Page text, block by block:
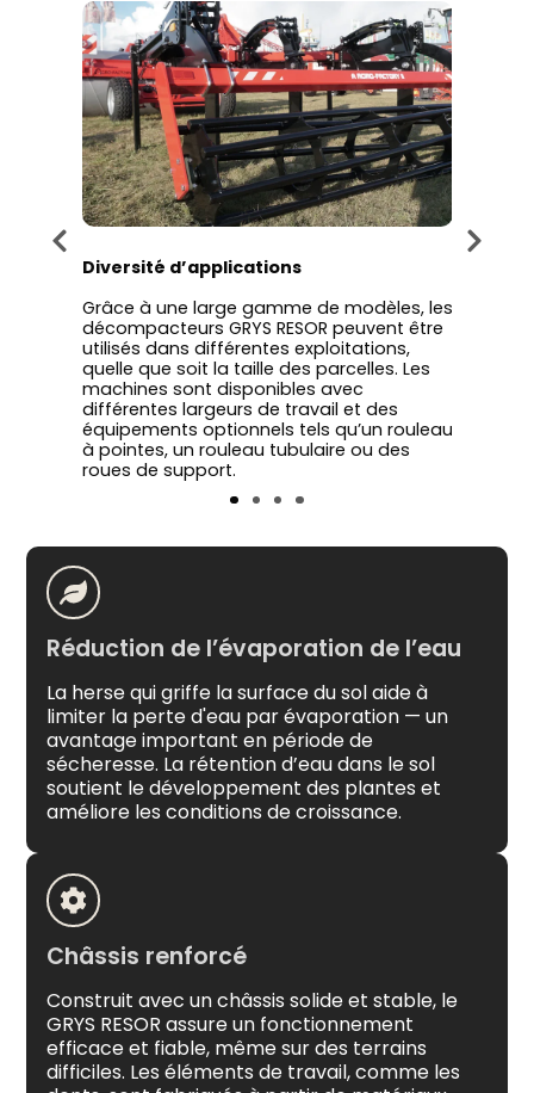
Diversité d’applications
Grâce à une large gamme de modèles, les
décompacteurs GRYS RESOR peuvent être
utilisés dans différentes exploitations,
quelle que soit la taille des parcelles. Les
machines sont disponibles avec
différentes largeurs de travail et des
équipements optionnels tels qu’un rouleau
à pointes, un rouleau tubulaire ou des
roues de support.
Réduction de l’évaporation de l’eau
La herse qui griffe la surface du sol aide à
limiter la perte d'eau par évaporation — un
avantage important en période de
sécheresse. La rétention d’eau dans le sol
soutient le développement des plantes et
améliore les conditions de croissance.
Châssis renforcé
Construit avec un châssis solide et stable, le
GRYS RESOR assure un fonctionnement
efficace et fiable, même sur des terrains
difficiles. Les éléments de travail, comme les